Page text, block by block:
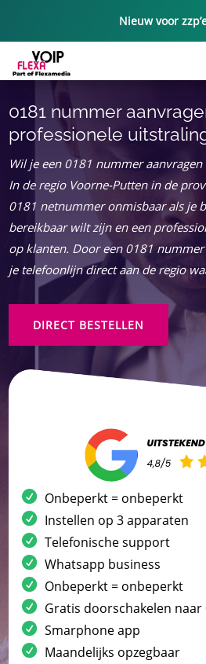
Nieuw voor
0181 nummer
professionele
Wil je een 0181 nummer
In de regio Voorne-Putten in de
0181 netnummer onmisbaar als je
bereikbaar wilt zijn en een
op klanten. Door een 0181
je telefoonlijn direct aan de regio
DIRECT BESTELLEN
Onbeperkt = onbeperkt
Instellen op 3 apparaten
Telefonische support
Whatsapp business
Onbeperkt = onbeperkt
Gratis doorschakelen naar
Smarphone app
Maandelijks opzegbaar